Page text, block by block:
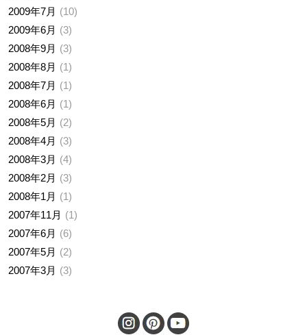
2009年7月
10
2009年6月
3
2008年9月
3
2008年8月
1
2008年7月
1
2008年6月
1
2008年5月
2
2008年4月
3
2008年3月
4
2008年2月
3
2008年1月
1
2007年11月
1
2007年6月
6
2007年5月
2
2007年3月
3